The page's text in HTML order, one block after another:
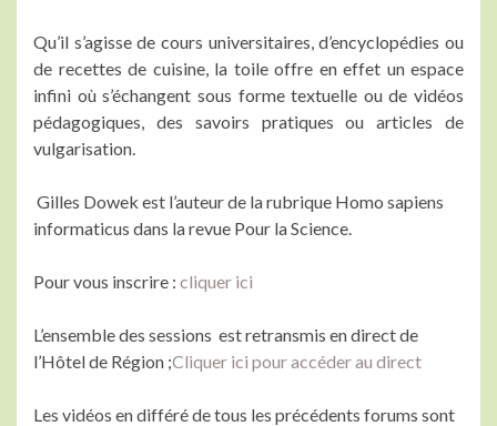
Qu’il s’agisse de cours universitaires, d’encyclopédies ou
de recettes de cuisine, la toile offre en effet un espace
infini où s’échangent sous forme textuelle ou de vidéos
pédagogiques, des savoirs pratiques ou articles de
vulgarisation.
Gilles Dowek est l’auteur de la rubrique Homo sapiens
informaticus dans la revue Pour la Science.
Pour vous inscrire : cliquer ici
L’ensemble des sessions est retransmis en direct de
l’Hôtel de Région ;Cliquer ici pour accéder au direct
Les vidéos en différé de tous les précédents forums sont